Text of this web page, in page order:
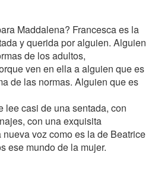
Maddalena? Francesca es la
y querida por alguien. Alguien
de los adultos,
ven en ella a alguien que es
de las normas. Alguien que es
lee casi de una sentada, con
con una exquisita
voz como es la de Beatrice
ese mundo de la mujer.